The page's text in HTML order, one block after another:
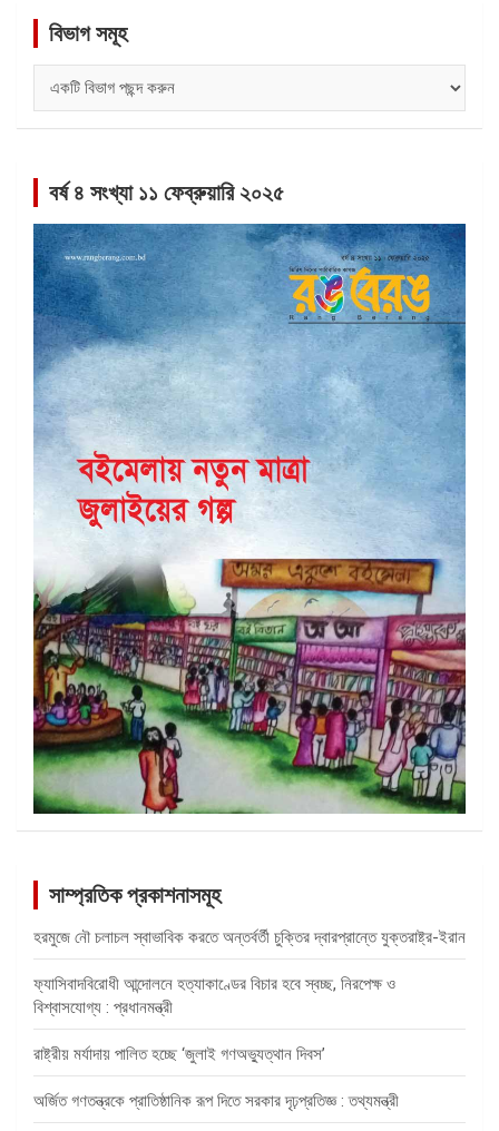
বিভাগ সমূহ
সমূহ
বর্ষ ৪ সংখ্যা ১১ ফেব্রুয়ারি ২০২৫
সাম্প্রতিক প্রকাশনাসমূহ
হরমুজে নৌ চলাচল স্বাভাবিক করতে অন্তর্বর্তী চুক্তির দ্বারপ্রান্তে যুক্তরাষ্ট্র-ইরান
ফ্যাসিবাদবিরোধী আন্দোলনে হত্যাকাণ্ডের বিচার হবে স্বচ্ছ, নিরপেক্ষ ও
বিশ্বাসযোগ্য : প্রধানমন্ত্রী
রাষ্ট্রীয় মর্যাদায় পালিত হচ্ছে ‘জুলাই গণঅভ্যুত্থান দিবস’
অর্জিত গণতন্ত্রকে প্রাতিষ্ঠানিক রূপ দিতে সরকার দৃঢ়প্রতিজ্ঞ : তথ্যমন্ত্রী